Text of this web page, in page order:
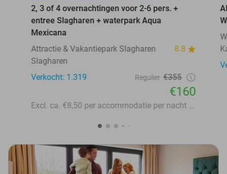
2, 3 of 4 overnachtingen voor 2-6 pers. +
entree Slagharen + waterpark Aqua
Mexicana
Attractie & Vakantiepark Slagharen
8.8
Slagharen
Verkocht: 1.319
Regulier €355
€160
Excl. ca. €8,50 per accommodatie per nacht aan lokale heffingen